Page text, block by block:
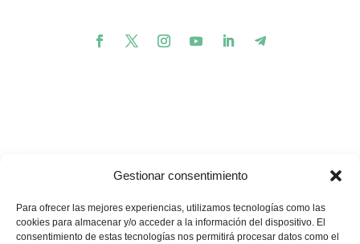
Gestionar consentimiento
Para ofrecer las mejores experiencias, utilizamos tecnologías como las
cookies para almacenar y/o acceder a la información del dispositivo. El
consentimiento de estas tecnologías nos permitirá procesar datos como el